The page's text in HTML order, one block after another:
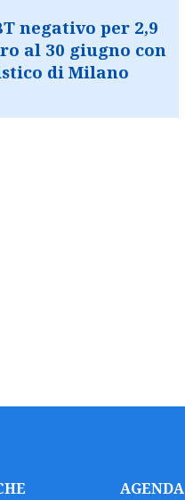
negativo per 2,9
al 30 giugno con
di Milano
AGENDA